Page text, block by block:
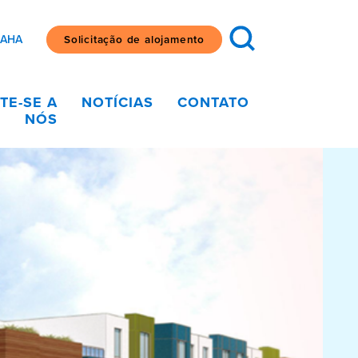
Solicitação de alojamento
SE A
NÓS
NOTÍCIAS CONTATO